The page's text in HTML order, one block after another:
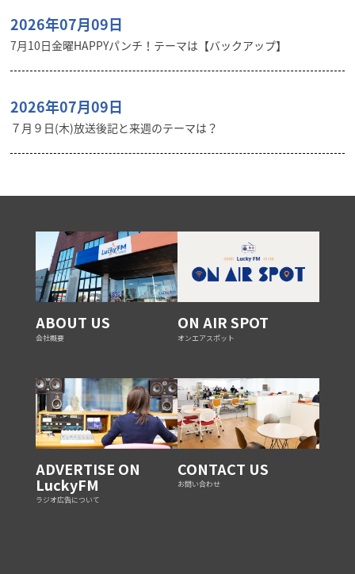
2026年07月09日
7月10日金曜HAPPYパンチ！テーマは【バックアップ】
2026年07月09日
７月９日(木)放送後記と来週のテーマは？
ABOUT US
会社概要
ON AIR SPOT
オンエアスポット
ADVERTISE ON
LuckyFM
ラジオ広告について
CONTACT US
お問い合わせ